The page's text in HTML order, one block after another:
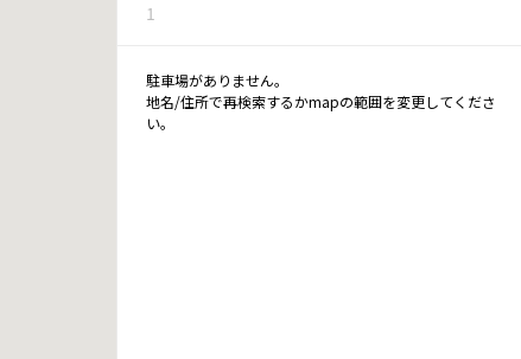
1
駐車場がありません。
地名/住所で再検索するかmapの範囲を変更してくださ
い。